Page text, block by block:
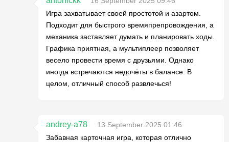
Игра захватывает своей простотой и азартом.
Подходит для быстрого времяпрепровождения, а
механика заставляет думать и планировать ходы.
Графика приятная, а мультиплеер позволяет
весело провести время с друзьями. Однако
иногда встречаются недочёты в балансе. В
целом, отличный способ развлечься!
andrey-a78
13 September 2025 01:46
Забавная карточная игра, которая отлично